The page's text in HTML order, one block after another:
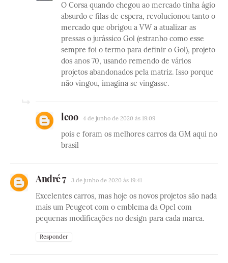
O Corsa quando chegou ao mercado tinha ágio
absurdo e filas de espera, revolucionou tanto o
mercado que obrigou a VW a atualizar as
pressas o jurássico Gol (estranho como esse
sempre foi o termo para definir o Gol), projeto
dos anos 70, usando remendo de vários
projetos abandonados pela matriz. Isso porque
não vingou, imagina se vingasse.
leoo 4 de junho de 2020 às 19:09
pois e foram os melhores carros da GM aqui no
brasil
André 7 3 de junho de 2020 às 19:41
Excelentes carros, mas hoje os novos projetos são nada
mais um Peugeot com o emblema da Opel com
pequenas modificações no design para cada marca.
Responder